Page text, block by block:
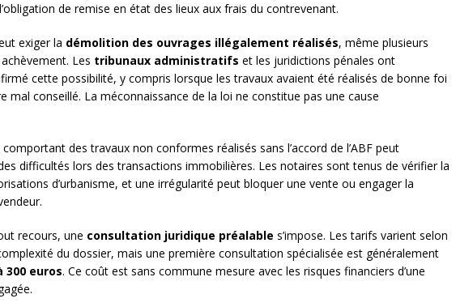
de remise en état des lieux aux frais du contrevenant.
exiger la démolition des ouvrages illégalement réalisés, même plusieurs
Les tribunaux administratifs et les juridictions pénales ont
cette possibilité, y compris lorsque les travaux avaient été réalisés de bonne foi
mal conseillé. La méconnaissance de la loi ne constitue pas une cause
comportant des travaux non conformes réalisés sans l’accord de l’ABF peut
difficultés lors des transactions immobilières. Les notaires sont tenus de vérifier la
d’urbanisme, et une irrégularité peut bloquer une vente ou engager la
recours, une consultation juridique préalable s’impose. Les tarifs varient selon
du dossier, mais une première consultation spécialisée est généralement
300 euros. Ce coût est sans commune mesure avec les risques financiers d’une